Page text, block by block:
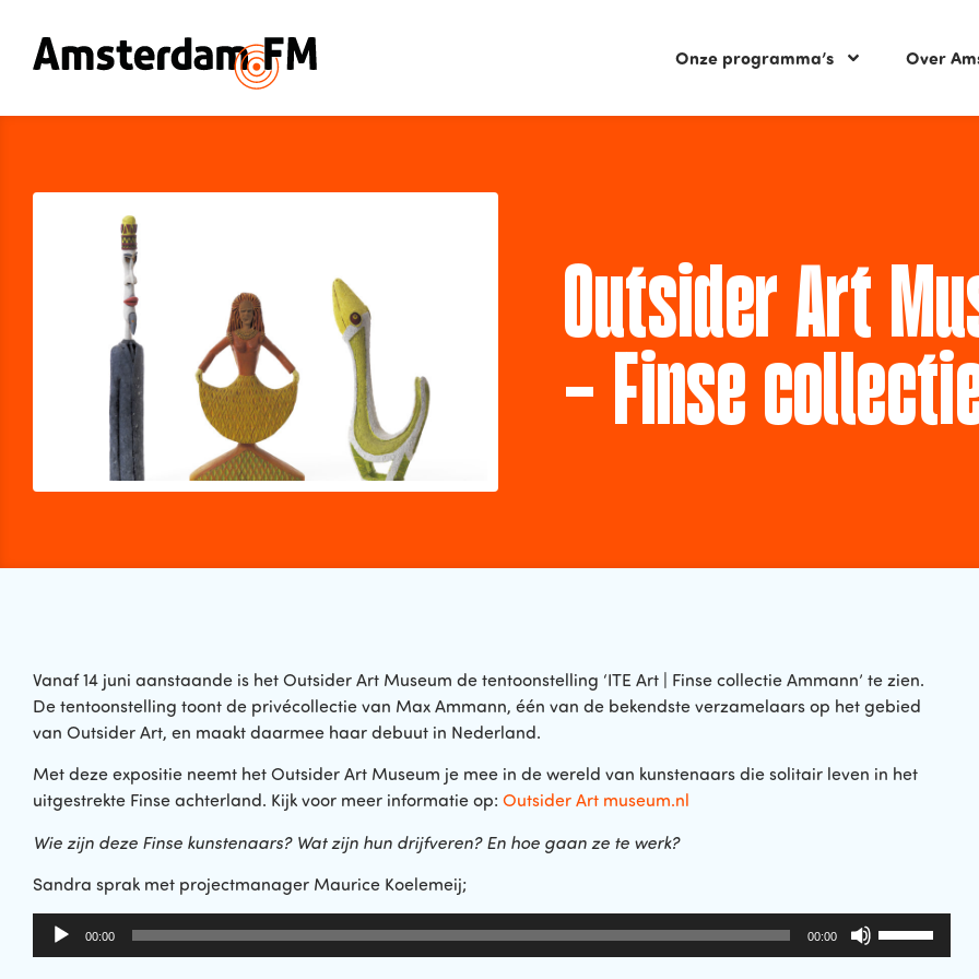
Onze programma’s Over
Outsider Art
– Finse
Vanaf 14 juni aanstaande is het Outsider Art Museum de tentoonstelling ‘ITE Art | Finse collectie Ammann’ te zien.
De tentoonstelling toont de privécollectie van Max Ammann, één van de bekendste verzamelaars op het gebied
van Outsider Art, en maakt daarmee haar debuut in Nederland.
Met deze expositie neemt het Outsider Art Museum je mee in de wereld van kunstenaars die solitair leven in het
uitgestrekte Finse achterland. Kijk voor meer informatie op: Outsider Art museum.nl
Wie zijn deze Finse kunstenaars? Wat zijn hun drijfveren? En hoe gaan ze te werk?
Sandra sprak met projectmanager Maurice Koelemeij;
Audiospeler
00:00 00:00